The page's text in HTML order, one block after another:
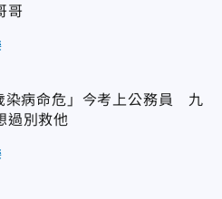
哥
染病命危」今考上公務員 九
過別救他